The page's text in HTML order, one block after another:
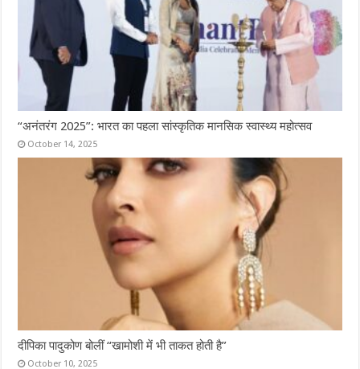
“अनंतरंग 2025”: भारत का पहला सांस्कृतिक मानसिक स्वास्थ्य महोत्सव
October 14, 2025
दीपिका पादुकोण बोलीं “खामोशी में भी ताकत होती है”
October 10, 2025